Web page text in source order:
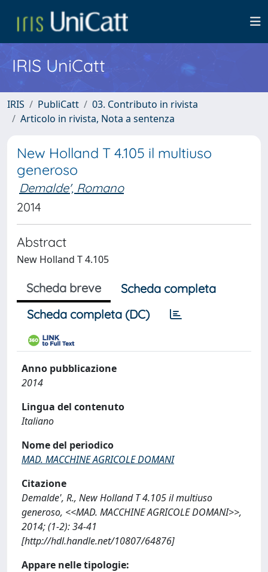
IRIS UniCatt
IRIS PubliCatt
03. Contributo in rivista
Articolo in rivista, Nota a sentenza
New Holland T 4.105 il multiuso
generoso
Demalde', Romano
2014
Abstract
New Holland T 4.105
Scheda breve
Scheda completa
Scheda completa (DC)
Anno pubblicazione
2014
Lingua del contenuto
Italiano
Nome del periodico
MAD. MACCHINE AGRICOLE DOMANI
Citazione
Demalde', R., New Holland T 4.105 il multiuso
generoso, <<MAD. MACCHINE AGRICOLE DOMANI>>,
2014; (1-2): 34-41
[http://hdl.handle.net/10807/64876]
Appare nelle tipologie: